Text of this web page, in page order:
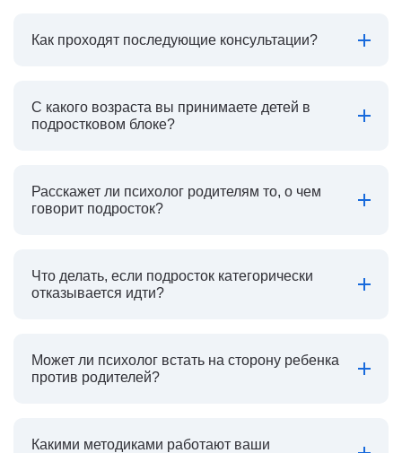
Как проходят последующие консультации?
С какого возраста вы принимаете детей в
подростковом блоке?
Расскажет ли психолог родителям то, о чем
говорит подросток?
Что делать, если подросток категорически
отказывается идти?
Может ли психолог встать на сторону ребенка
против родителей?
Какими методиками работают ваши